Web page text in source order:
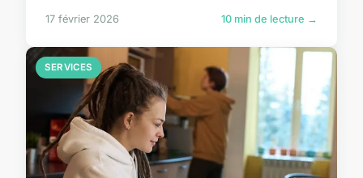
17 février 2026 10 min de lecture →
SERVICES